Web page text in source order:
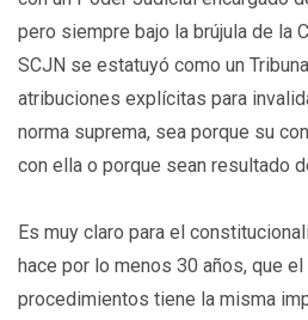
pero siempre bajo la brújula de la
SCJN se estatuyó como un
atribuciones explícitas para
norma suprema, sea porque su
con ella o porque sean resultado
Es muy claro para el
hace por lo menos 30 años, que
procedimientos tiene la misma